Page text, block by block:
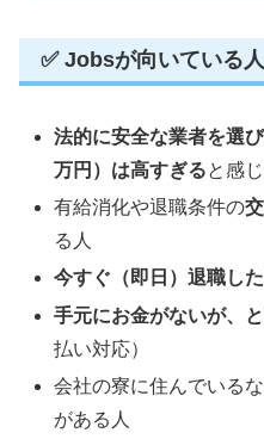
✅ Jobsが向いている人
法的に安全な業者を選
万円）は高すぎると感
有給消化や退職条件の
る人
今すぐ（即日）退職し
手元にお金がないが、
払い対応）
会社の寮に住んでいる
がある人